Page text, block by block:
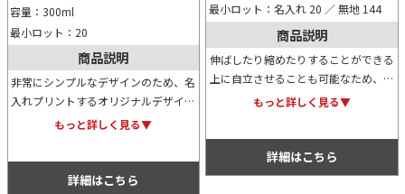
容量：300ml
最小ロット：20
商品説明
非常にシンプルなデザインのため、名
入れプリントするオリジナルデザイン
もよく映えてオシャレな300mlタンブ
もっと詳しく見る▼
詳細はこちら
最小ロット：名入れ 20 ／ 無地 144
商品説明
伸ばしたり縮めたりすることができる
上に自立させることも可能なため、ペ
ン立てなどとしても活用できるシリコ
もっと詳しく見る▼
詳細はこちら